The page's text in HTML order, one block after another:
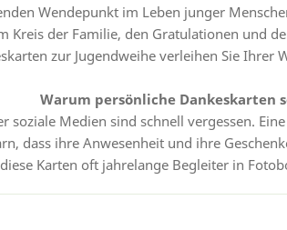
Wendepunkt im Leben junger
Kreis der Familie, den Gratulationen und
zur Jugendweihe verleihen Sie
Warum persönliche Dankeskarten
soziale Medien sind schnell vergessen.
dass ihre Anwesenheit und ihre
Karten oft jahrelange Begleiter in